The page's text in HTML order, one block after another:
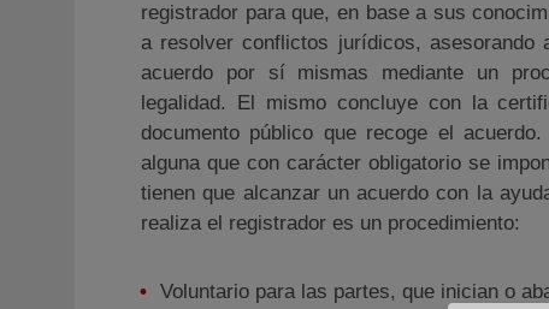
registrador para que, en base a sus
a resolver conflictos jurídicos,
acuerdo por sí mismas mediante un
legalidad. El mismo concluye con la
documento público que recoge el
alguna que con carácter obligatorio se
tienen que alcanzar un acuerdo con la
realiza el registrador es un procedimiento:
Voluntario para las partes, que inician o